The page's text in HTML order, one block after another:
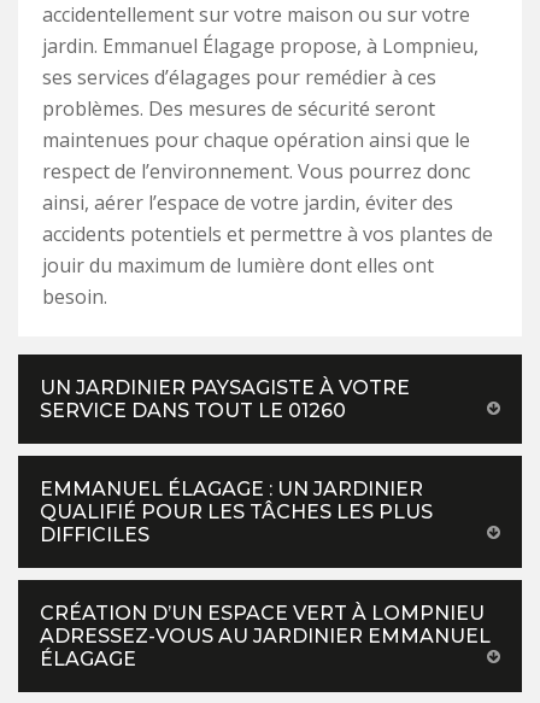
accidentellement sur votre maison ou sur votre
jardin. Emmanuel Élagage propose, à Lompnieu,
ses services d’élagages pour remédier à ces
problèmes. Des mesures de sécurité seront
maintenues pour chaque opération ainsi que le
respect de l’environnement. Vous pourrez donc
ainsi, aérer l’espace de votre jardin, éviter des
accidents potentiels et permettre à vos plantes de
jouir du maximum de lumière dont elles ont
besoin.
UN JARDINIER PAYSAGISTE À VOTRE
SERVICE DANS TOUT LE 01260
EMMANUEL ÉLAGAGE : UN JARDINIER
QUALIFIÉ POUR LES TÂCHES LES PLUS
DIFFICILES
CRÉATION D’UN ESPACE VERT À LOMPNIEU
ADRESSEZ-VOUS AU JARDINIER EMMANUEL
ÉLAGAGE